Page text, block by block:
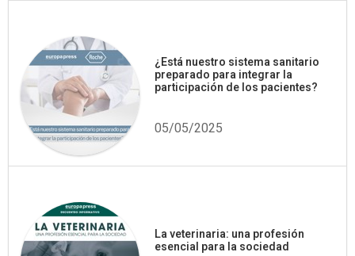
¿Está nuestro sistema sanitario
preparado para integrar la
participación de los pacientes?
05/05/2025
La veterinaria: una profesión
esencial para la sociedad